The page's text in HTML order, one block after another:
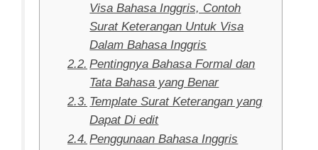
Visa Bahasa Inggris, Contoh
Surat Keterangan Untuk Visa
Dalam Bahasa Inggris
Pentingnya Bahasa Formal dan
Tata Bahasa yang Benar
Template Surat Keterangan yang
Dapat Di edit
Penggunaan Bahasa Inggris